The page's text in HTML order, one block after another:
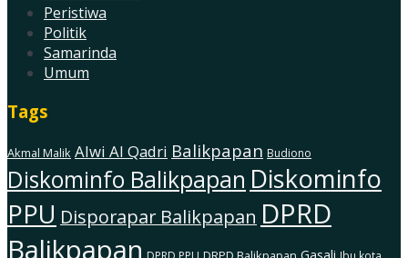
Peristiwa
Politik
Samarinda
Umum
Tags
Akmal Malik Alwi Al Qadri Balikpapan Budiono
Diskominfo Balikpapan Diskominfo
PPU Disporapar Balikpapan DPRD
Balikpapan